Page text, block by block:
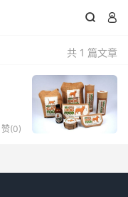
 
共 1 篇文章
赞(0)